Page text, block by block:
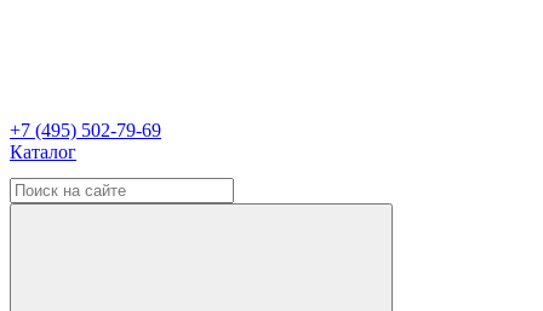
+7 (495) 502-79-69
Каталог